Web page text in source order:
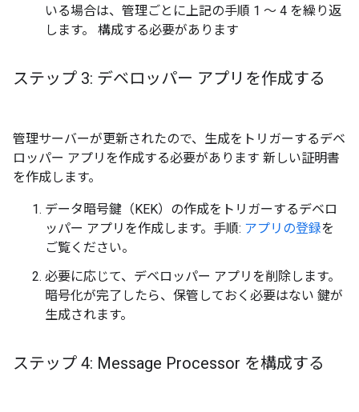
いる場合は、管理ごとに上記の手順 1 ～ 4 を繰り返
します。 構成する必要があります
ステップ 3: デベロッパー アプリを作成する
管理サーバーが更新されたので、生成をトリガーするデベ
ロッパー アプリを作成する必要があります 新しい証明書
を作成します。
データ暗号鍵（KEK）の作成をトリガーするデベロ
ッパー アプリを作成します。手順: アプリの登録を
ご覧ください。
必要に応じて、デベロッパー アプリを削除します。
暗号化が完了したら、保管しておく必要はない 鍵が
生成されます。
ステップ 4: Message Processor を構成する